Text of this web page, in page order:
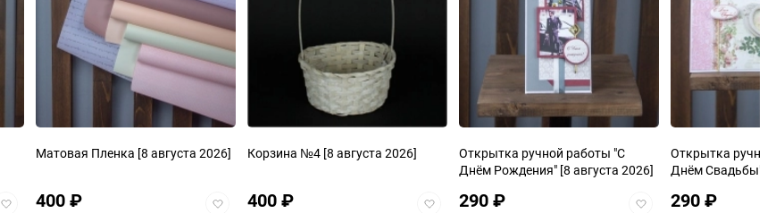
Добавить
Матовая Пленка [8 августа 2026]
400₽
Добавить
Корзина №4 [8 августа 2026]
400₽
Добавить
Открытка ручной работы "С
Днём Рождения" [8 августа 2026]
290₽
Добавить
Открытка ручной
Днём Свадьбы"
290₽